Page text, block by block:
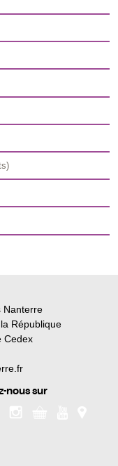
Nanterre
République
Cedex
nous sur